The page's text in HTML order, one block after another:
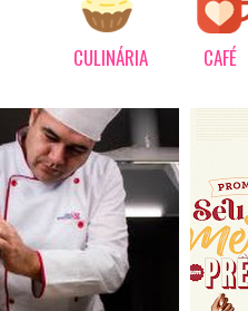
CULINÁRIA CAFÉ